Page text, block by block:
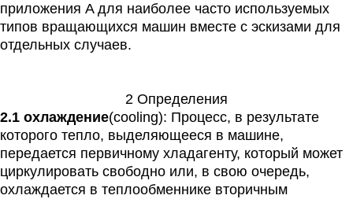
приложения A для наиболее часто используемых
типов вращающихся машин вместе с эскизами для
отдельных случаев.
2 Определения
2.1 охлаждение(cooling): Процесс, в результате
которого тепло, выделяющееся в машине,
передается первичному хладагенту, который может
циркулировать свободно или, в свою очередь,
охлаждается в теплообменнике вторичным